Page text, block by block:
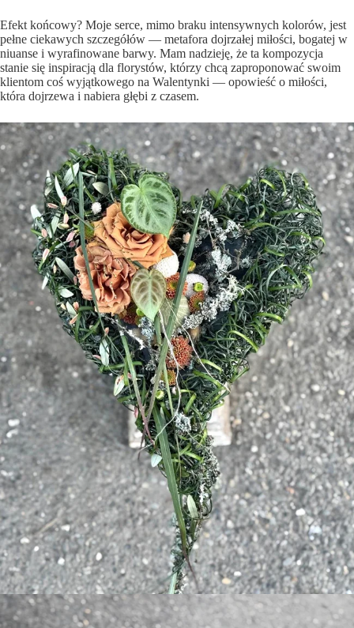
Efekt końcowy? Moje serce, mimo braku intensywnych kolorów, jest
pełne ciekawych szczegółów — metafora dojrzałej miłości, bogatej w
niuanse i wyrafinowane barwy. Mam nadzieję, że ta kompozycja
stanie się inspiracją dla florystów, którzy chcą zaproponować swoim
klientom coś wyjątkowego na Walentynki — opowieść o miłości,
która dojrzewa i nabiera głębi z czasem.